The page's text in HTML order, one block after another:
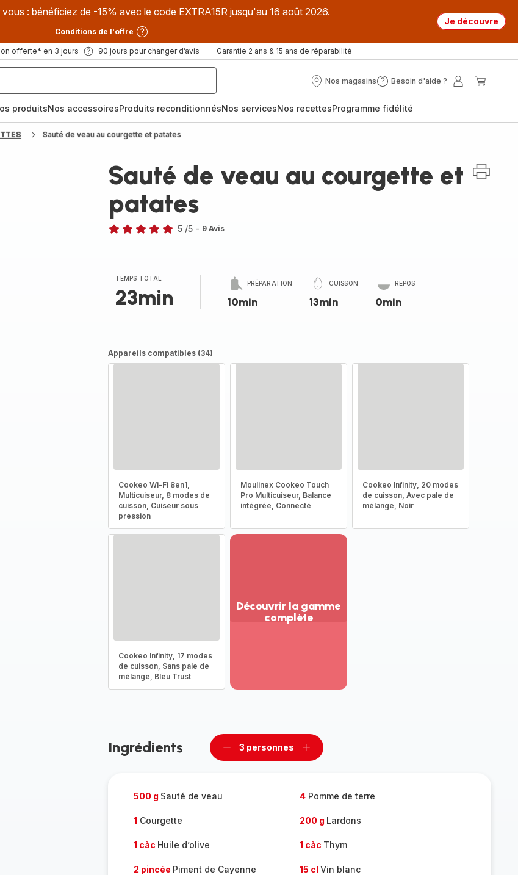
: bénéficiez de -15% avec le code EXTRA15R jusqu'au 16 août 2026.
Conditions de l'offre
Je découvre
offerte* en 3 jours 90 jours pour changer d’avis Garantie 2 ans & 15 ans de réparabilité
Nos magasins
Nos
Besoin d'aide ?
Besoin
?
Mon
produitsNos accessoiresProduits reconditionnésNos servicesNos recettesProgramme fidélité
Sauté de veau au courgette et patates
Sauté de veau au courgette et
patates
étoiles
(moyenne)
5 /5 - 9 Avis
TEMPS TOTAL
23min
PRÉPARATION
10min
CUISSON
13min
REPOS
0min
Appareils compatibles (34)
Cookeo Wi-Fi 8en1,
Multicuiseur, 8 modes de
cuisson, Cuiseur sous
pression
Moulinex Cookeo Touch
Pro Multicuiseur, Balance
intégrée, Connecté
Cookeo Infinity, 20 modes
de cuisson, Avec pale de
mélange, Noir
Cookeo Infinity, 17 modes
de cuisson, Sans pale de
mélange, Bleu Trust
Découvrir la gamme
complète
gamme
Ingrédients
Supprimer
3 personnes
Ajouter
500 g Sauté de veau 4Pomme de terre
1 Courgette 200 g Lardons
1 càc Huile d’olive 1 càc Thym
2 pincée Piment de Cayenne 15 cl Vin blanc